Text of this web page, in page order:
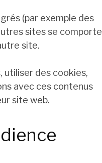
(par exemple des
sites se comporte
site.
utiliser des cookies,
avec ces contenus
site web.